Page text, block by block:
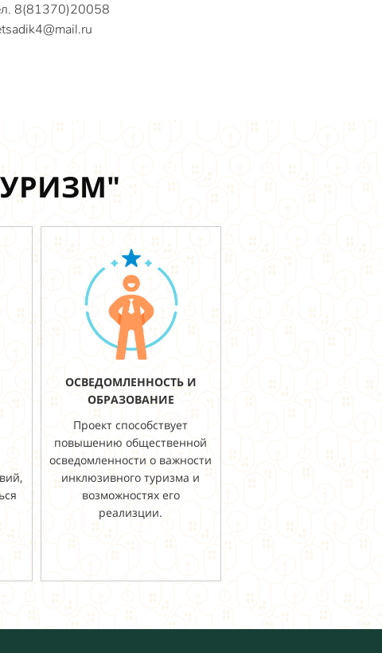
8(81370)20058
ОСВЕДОМЛЕННОСТЬ И
ОБРАЗОВАНИЕ
Проект способствует
повышению общественной
осведомленности о важности
инклюзивного туризма и
возможностях его
реализции.